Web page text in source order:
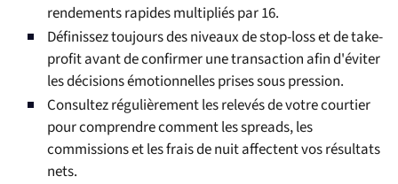
rendements rapides multipliés par 16.
Définissez toujours des niveaux de stop-loss et de take-
profit avant de confirmer une transaction afin d'éviter
les décisions émotionnelles prises sous pression.
Consultez régulièrement les relevés de votre courtier
pour comprendre comment les spreads, les
commissions et les frais de nuit affectent vos résultats
nets.